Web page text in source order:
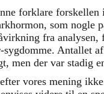
forklare forskellen
som nogle
fra
Antallet
men der var stadig
vores mening